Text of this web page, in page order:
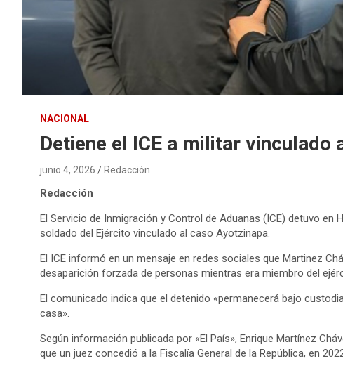
NACIONAL
Detiene el ICE a militar vinculado
junio 4, 2026 Redacción
Redacción
El Servicio de Inmigración y Control de Aduanas (ICE) detuvo en
soldado del Ejército vinculado al caso Ayotzinapa.
El ICE informó en un mensaje en redes sociales que Martinez
desaparición forzada de personas mientras era miembro del
El comunicado indica que el detenido «permanecerá bajo
casa».
Según información publicada por «El País», Enrique Martínez
que un juez concedió a la Fiscalía General de la República, en